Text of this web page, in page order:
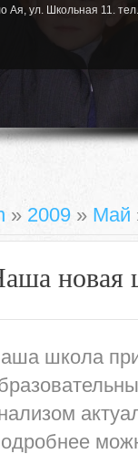
Ая, ул. Школьная 11.
» 2009 » Май
новая
школа